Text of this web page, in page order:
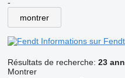
-
montrer
Informations sur Fendt
Résultats de recherche: 23
Montrer